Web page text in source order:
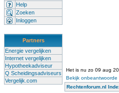
Help
Zoeken
Inloggen
Partners
Energie vergelijken
Internet vergelijken
Hypotheekadviseur
Q Scheidingsadviseurs
Vergelijk.com
Het is nu zo 09 aug
Bekijk onbeantwoorde
Rechtenforum.nl